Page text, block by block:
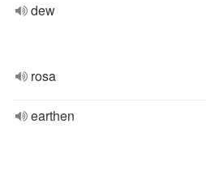
dew
rosa
earthen